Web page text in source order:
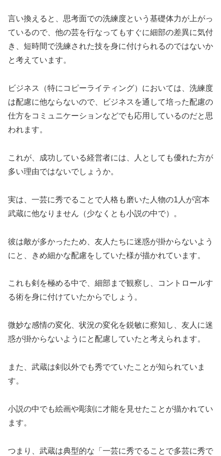
言い換えると、思考面での洗練度という基礎体力が上がっ
ているので、他の芸を行なってもすぐに細部の差異に気付
き、短時間で洗練された技を身に付けられるのではないか
と考えています。
ビジネス（特にコピーライティング）においては、洗練度
は配慮に他ならないので、ビジネスを通して培った配慮の
仕方をコミュニケーションなどでも応用しているのだと思
われます。
これが、成功している経営者には、人としても優れた方が
多い理由ではないでしょうか。
実は、一芸に秀でることで人格も磨いた人物の1人が宮本
武蔵に他なりません（少なくとも小説の中で）。
彼は敵が多かったため、友人たちに迷惑が掛からないよう
にと、きめ細かな配慮をしていた様が描かれています。
これも剣を極める中で、細部まで観察し、コントロールす
る術を身に付けていたからでしょう。
微妙な感情の変化、状況の変化を鋭敏に察知し、友人に迷
惑が掛からないようにと配慮していたと考えられます。
また、武蔵は剣以外でも秀でていたことが知られていま
す。
小説の中でも絵画や彫刻に才能を見せたことが描かれてい
ます。
つまり、武蔵は典型的な「一芸に秀でることで多芸に秀で